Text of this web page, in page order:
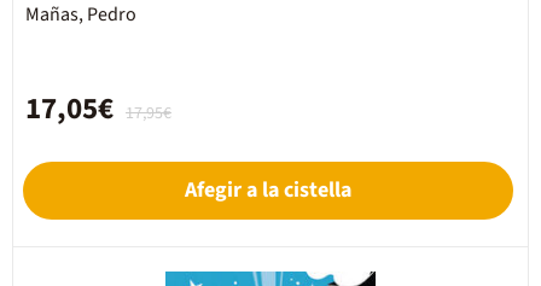
Mañas, Pedro
17,95€
17,05€
Afegir a la cistella